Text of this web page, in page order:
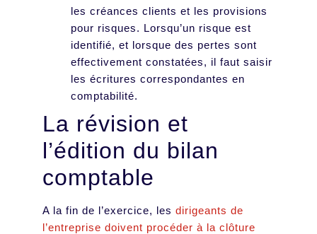
les créances clients et les provisions
pour risques. Lorsqu’un risque est
identifié, et lorsque des pertes sont
effectivement constatées, il faut saisir
les écritures correspondantes en
comptabilité.
La révision et
l’édition du bilan
comptable
A la fin de l’exercice, les dirigeants de
l’entreprise doivent procéder à la clôture